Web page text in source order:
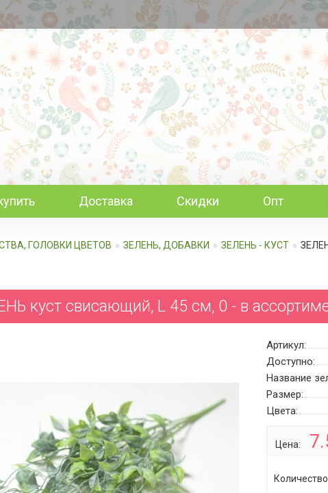
Доставка Скидки Опт
ГОЛОВКИ ЦВЕТОВ ЗЕЛЕНЬ, ДОБАВКИ ЗЕЛЕНЬ - КУСТ
куст свисающий, L 45 см, 0 - в
Артикул:
Доступно:
Название
Размер:
Цвета:
Цена: